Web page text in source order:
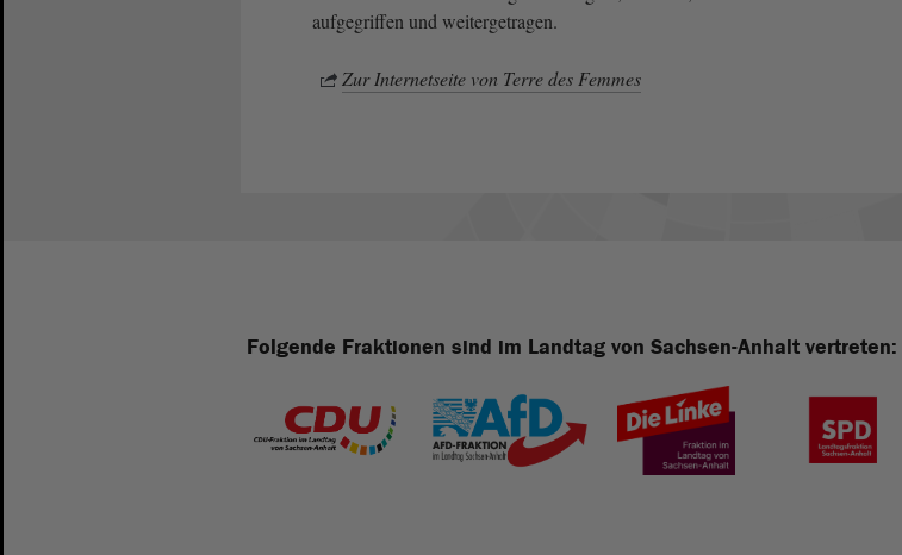
aufgegriffen und weitergetragen.
Zur Internetseite von Terre des Femmes
Folgende Fraktionen sind im Landtag von Sachsen-Anhalt vertreten: